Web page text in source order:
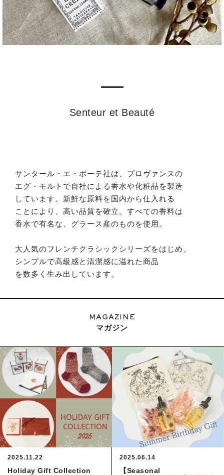
Senteur et Beauté
サンタール・エ・ボーテ社は、プロヴァンスの
エグ・モルトで自社による香水や化粧品を製造
しています。新鮮な原料を国内から仕入れる
ことにより、高い品質を確立。すべての香料は
香水で有名な、グラース産のものを使用。
大人気のフレンチクラシックシリーズをはじめ、
シンプルで高級感と清潔感に溢れた商品
を数多く生み出しています。
MAGAZINE
マガジン
2025.11.22
Holiday Gift Collection
2025.06.14
【Seasonal